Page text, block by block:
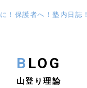
！保護者へ！塾内日誌！
BLOG
山登り理論